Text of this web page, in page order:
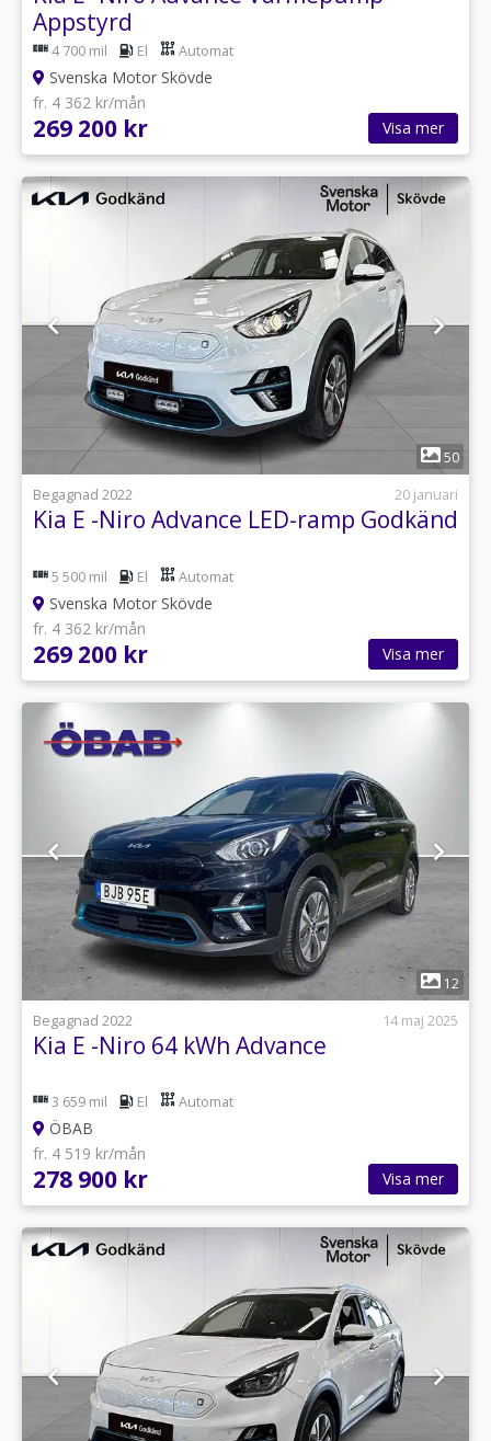
Appstyrd
4 700 mil El Automat
Svenska Motor Skövde
fr. 4 362 kr/mån
269 200 kr Visa mer
1
50
Begagnad 2022
20 januari
Kia E -Niro Advance LED-ramp Godkänd
5 500 mil El Automat
Svenska Motor Skövde
fr. 4 362 kr/mån
269 200 kr Visa mer
1
12
Begagnad 2022
14 maj 2025
Kia E -Niro 64 kWh Advance
3 659 mil El Automat
ÖBAB
fr. 4 519 kr/mån
278 900 kr Visa mer